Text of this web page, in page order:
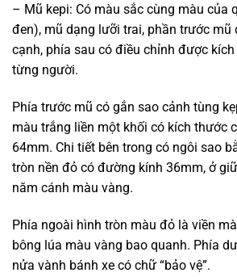
– Mũ kepi: Có màu sắc cùng màu của
đen), mũ dạng lưỡi trai, phần trước mũ
cạnh, phía sau có điều chỉnh được
từng người.
Phía trước mũ có gắn sao cảnh tùng
màu trắng liền một khối có kích thước
64mm. Chi tiết bên trong có ngôi sao
tròn nền đỏ có đường kính 36mm, ở
năm cánh màu vàng.
Phía ngoài hình tròn màu đỏ là viền
bông lúa màu vàng bao quanh. Phía
nửa vành bánh xe có chữ “bảo vệ”.